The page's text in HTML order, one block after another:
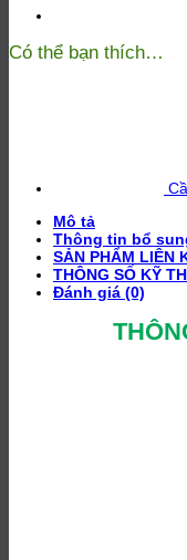
Có thể bạn thích…
Mô tả
Thông tin bổ
SẢN PHẨM LIÊN
THÔNG SỐ KỸ
Đánh giá (0)